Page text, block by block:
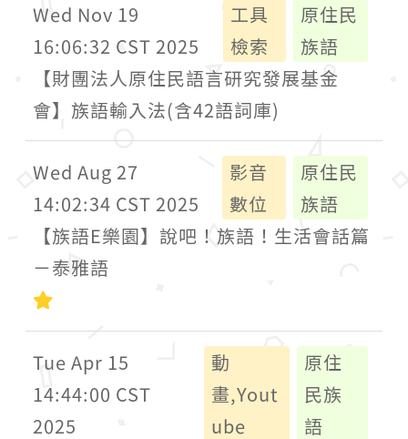
Wed Nov 19
16:06:32 CST 2025
工具
檢索
原住民
族語
【財團法人原住民語言研究發展基金
會】族語輸入法(含42語詞庫)
Wed Aug 27
14:02:34 CST 2025
影音
數位
原住民
族語
【族語E樂園】說吧！族語！生活會話篇
－泰雅語
Tue Apr 15
14:44:00 CST
2025
動
畫,Yout
ube
原住
民族
語